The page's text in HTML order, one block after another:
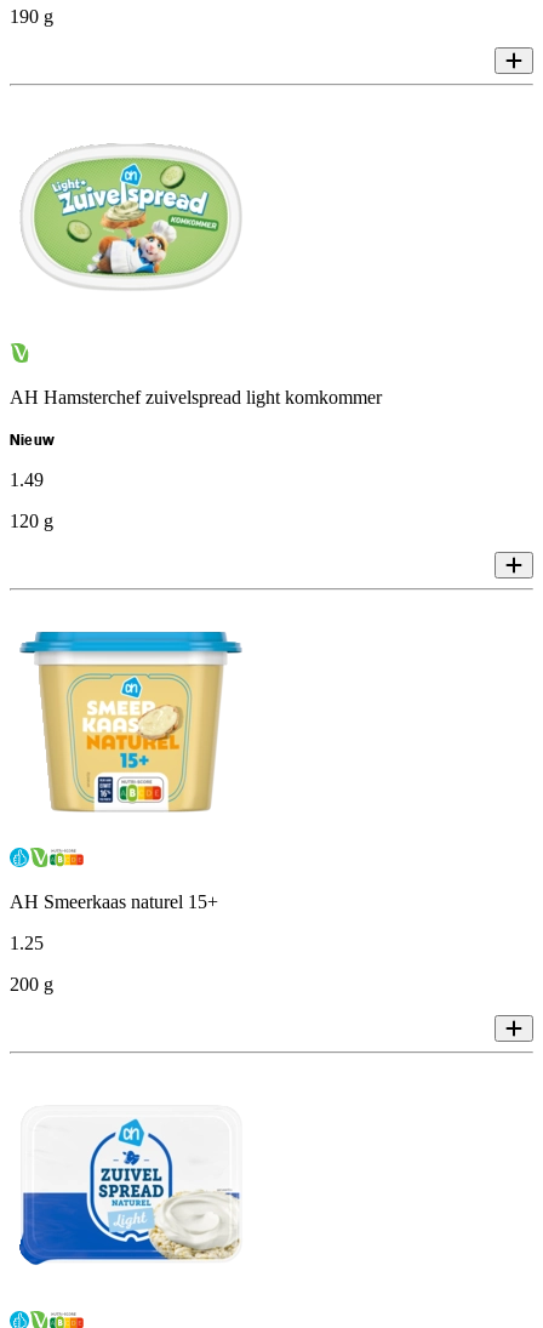
190 g
AH Hamsterchef zuivelspread light komkommer
Nieuw
1.49
120 g
AH Smeerkaas naturel 15+
1.25
200 g